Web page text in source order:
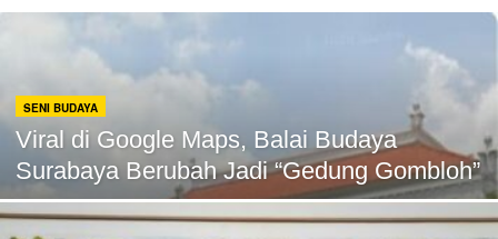
SENI BUDAYA
Viral di Google Maps, Balai Budaya
Surabaya Berubah Jadi “Gedung Gombloh”